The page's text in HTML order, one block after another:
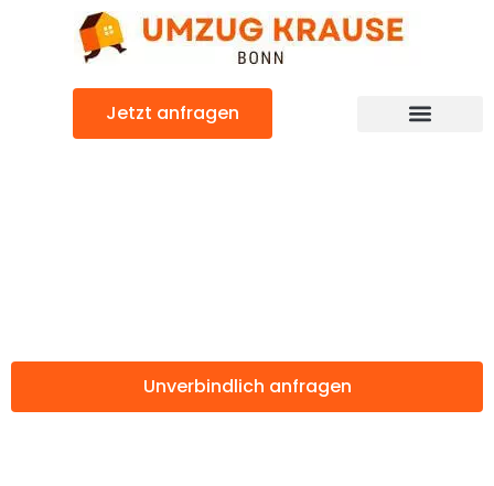
Jetzt anfragen
Unverbindlich anfragen